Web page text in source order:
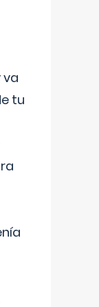
va
tu